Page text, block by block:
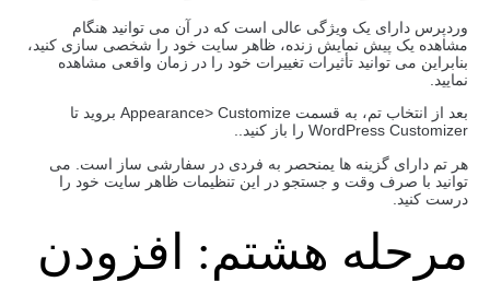
وردپرس دارای یک ویژگی عالی است که در آن می توانید هنگام
مشاهده یک پیش نمایش زنده، ظاهر سایت خود را شخصی سازی کنید،
بنابراین می توانید تأثیرات تغییرات خود را در زمان واقعی مشاهده
نمایید.
بعد از انتخاب تم، به قسمت Appearance> Customize بروید تا
WordPress Customizer را باز کنید..
هر تم دارای گزینه ها یمنحصر به فردی در سفارشی ساز است. می
توانید با صرف وقت و جستجو در این تنظیمات ظاهر سایت خود را
درست کنید.
مرحله هشتم: افزودن